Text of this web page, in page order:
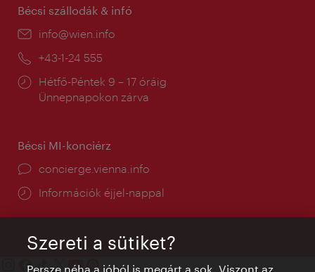
Bécsi szállodák & infó
E-
info@wien.info
Telefon:
+43-1-24 555
Nyitva
tartás:
Hétfő-Péntek 9 – 17 óráig
Ünnepnapokon zárva
Bécsi MI-konciérz
concierge.vienna.info
Információk éjjel-nappal
Szereti a sütiket?
Persze néha a jóból is megárt a sok. Viszont az